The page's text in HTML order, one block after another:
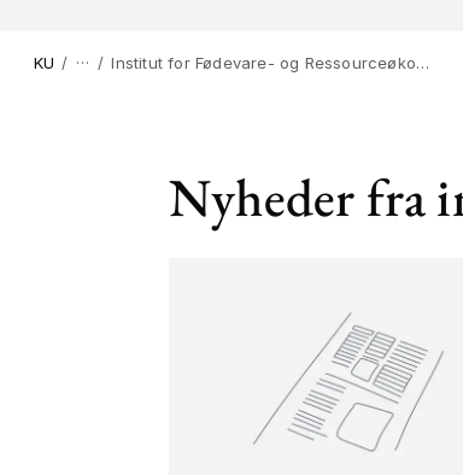
KU Institut for Fødevare- og Ressourceøkonomi
Nyheder fra